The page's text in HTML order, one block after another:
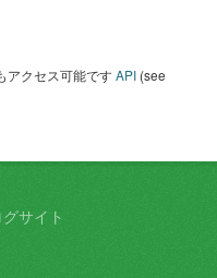
アクセス可能ですAPI (see
サイト